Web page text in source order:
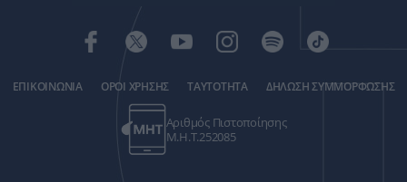
ΕΠΙΚΟΙΝΩΝΙΑ ΟΡΟΙ ΧΡΗΣΗΣ ΤΑΥΤΟΤΗΤΑ ΔΗΛΩΣΗ ΣΥΜΜΟΡΦΩΣΗΣ
Αριθμός Πιστοποίησης
Μ.Η.Τ.252085